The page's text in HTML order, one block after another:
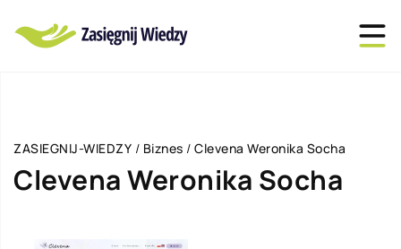
ZASIEGNIJ-WIEDZY / Biznes / Clevena Weronika Socha
Clevena Weronika Socha